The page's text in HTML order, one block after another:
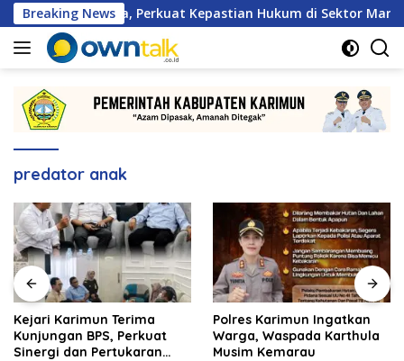
Langsung
ke
konten
Breaking News
Sama, Perkuat Kepastian Hukum di Sektor Maritim
predator anak
Kejari Karimun Terima
Kunjungan BPS, Perkuat
Sinergi dan Pertukaran
Polres Karimun Ingatkan
Warga, Waspada Karthula
Musim Kemarau